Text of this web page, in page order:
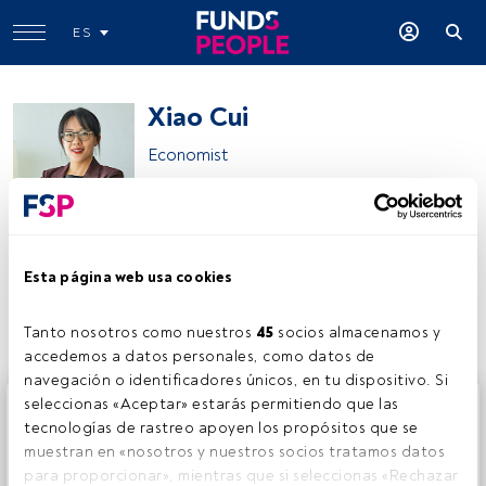
Esta página web usa cookies
Tanto nosotros como nuestros 45 socios almacenamos y
accedemos a datos personales, como datos de
navegación o identificadores únicos, en tu dispositivo. Si
seleccionas «Aceptar» estarás permitiendo que las
tecnologías de rastreo apoyen los propósitos que se
muestran en «nosotros y nuestros socios tratamos datos
para proporcionar», mientras que si seleccionas «Rechazar
ES
Xiao Cui
Economist
Compartir:
Este es un artículo exclusivo para los usuarios registrados
de FundsPeople. Si ya estás registrado, accede desde el
botón Login. Si aún no tienes cuenta, te invitamos a
registrarte y disfrutar de todo el universo que ofrece